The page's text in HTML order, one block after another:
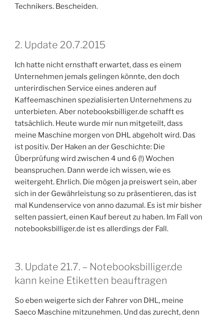
Technikers. Bescheiden.
2. Update 20.7.2015
Ich hatte nicht ernsthaft erwartet, dass es einem
Unternehmen jemals gelingen könnte, den doch
unterirdischen Service eines anderen auf
Kaffeemaschinen spezialisierten Unternehmens zu
unterbieten. Aber notebooksbilliger.de schafft es
tatsächlich. Heute wurde mir nun mitgeteilt, dass
meine Maschine morgen von DHL abgeholt wird. Das
ist positiv. Der Haken an der Geschichte: Die
Überprüfung wird zwischen 4 und 6 (!) Wochen
beanspruchen. Dann werde ich wissen, wie es
weitergeht. Ehrlich. Die mögen ja preiswert sein, aber
sich in der Gewährleistung so zu präsentieren, das ist
mal Kundenservice von anno dazumal. Es ist mir bisher
selten passiert, einen Kauf bereut zu haben. Im Fall von
notebooksbilliger.de ist es allerdings der Fall.
3. Update 21.7. – Notebooksbilliger.de
kann keine Etiketten beauftragen
So eben weigerte sich der Fahrer von DHL, meine
Saeco Maschine mitzunehmen. Und das zurecht, denn